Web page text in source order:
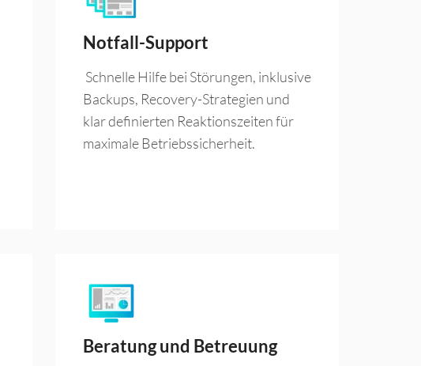
Notfall-Support
Schnelle Hilfe bei Störungen, inklusive
Backups, Recovery-Strategien und
klar definierten Reaktionszeiten für
maximale Betriebssicherheit.
Beratung und Betreuung